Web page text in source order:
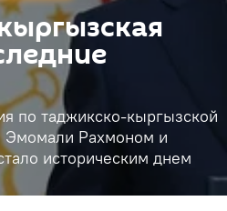
по таджикско-кыргызской
Эмомали Рахмоном и
историческим днем